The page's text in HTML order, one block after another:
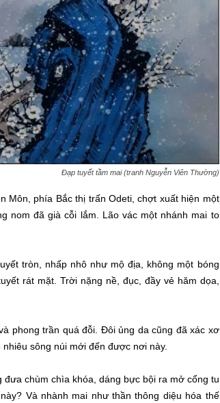
Đạp tuyết tầm mai (tranh Nguyễn Viên Thường)
Môn , phía Bắc thị trấn Odeti, chợt xuất hiện một
nom đã già cỗi lắm. Lão vác một nhánh mai to
tròn, nhấp nhô như mộ địa, không một bóng
rát mặt. Trời nặng nề, đục, đầy vẻ hăm dọa
phong trần quá đỗi. Đôi ủng da cũng đã xác xơ
sông núi mới đến được nơi này.
chùm chìa khóa, dáng bực bộira mở cổng tu
Và nhành mai nhưthần thông diệu hóa thế